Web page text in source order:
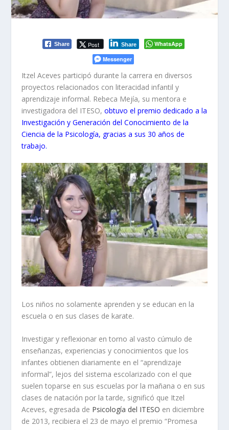
Share Post Share
WhatsApp
Messenger
Itzel Aceves participó durante la carrera en diversos
proyectos relacionados con literacidad infantil y
aprendizaje informal. Rebeca Mejía, su mentora e
investigadora del ITESO,obtuvo el premio dedicado a la
Investigación y Generación del Conocimiento de la
Ciencia de la Psicología, gracias a sus 30 años de
trabajo.
Los niños no solamente aprenden y se educan en la
escuela o en sus clases de karate.
Investigar y reflexionar en torno al vasto cúmulo de
enseñanzas, experiencias y conocimientos que los
infantes obtienen diariamente en el “aprendizaje
informal”, lejos del sistema escolarizado con el que
suelen toparse en sus escuelas por la mañana o en sus
clases de natación por la tarde, significó que Itzel
Aceves, egresada de Psicología del ITESO en diciembre
de 2013, recibiera el 23 de mayo el premio “Promesa